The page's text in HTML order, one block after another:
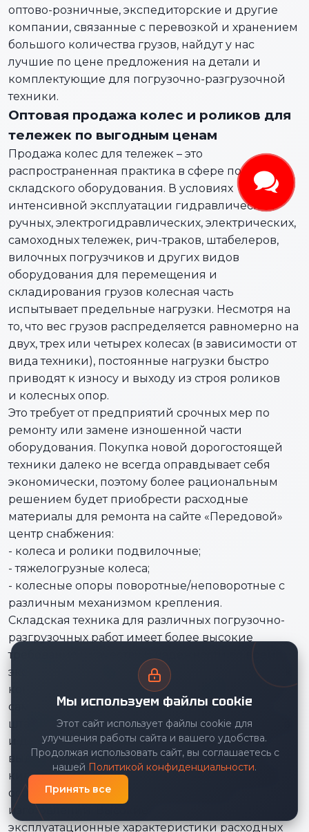
оптово-розничные, экспедиторские и другие
компании, связанные с перевозкой и хранением
большого количества грузов, найдут у нас
лучшие по цене предложения на детали и
комплектующие для погрузочно-разгрузочной
техники.
Оптовая продажа колес и роликов для
тележек по выгодным ценам
Продажа колес для тележек – это
распространенная практика в сфере поставок
складского оборудования. В условиях
интенсивной эксплуатации гидравлических
ручных, электрогидравлических, электрических,
самоходных тележек, рич-траков, штабелеров,
вилочных погрузчиков и других видов
оборудования для перемещения и
складирования грузов колесная часть
испытывает предельные нагрузки. Несмотря на
то, что вес грузов распределяется равномерно на
двух, трех или четырех колесах (в зависимости от
вида техники), постоянные нагрузки быстро
приводят к износу и выходу из строя роликов
и колесных опор.
Это требует от предприятий срочных мер по
ремонту или замене изношенной части
оборудования. Покупка новой дорогостоящей
техники далеко не всегда оправдывает себя
экономически, поэтому более рациональным
решением будет приобрести расходные
материалы для ремонта на сайте «Передовой»
центр снабжения:
- колеса и ролики подвилочные;
- тяжелогрузные колеса;
- колесные опоры поворотные/неповоротные с
различным механизмом крепления.
Складская техника для различных погрузочно-
разгрузочных работ имеет более высокие
требования к качеству и надежности во время
эксплуатации. Ввиду высоких весовых нагрузок
конструкция колесной части гидравлических,
самоходных, электромеханических тележек,
штабелеров, вилочных погрузчиков, рич-траков
и других видов складской техники должна
выдерживать нагрузку на несколько сотен
килограмм. Это предполагает использование
особых материалов и технологий при
изготовлении. Высокие
эксплуатационные характеристики расходных
Мы используем файлы cookie
Этот сайт использует файлы cookie для
улучшения работы сайта и вашего удобства.
Продолжая использовать сайт, вы соглашаетесь с
нашей Политикой конфиденциальности.
Принять все